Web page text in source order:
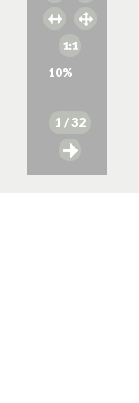
10%
1 / 32